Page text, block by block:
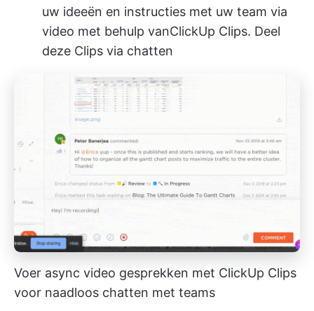
uw ideeën en instructies met uw team via
video met behulp vanClickUp Clips. Deel
deze Clips via chatten
Voer async video gesprekken met ClickUp Clips
voor naadloos chatten met teams